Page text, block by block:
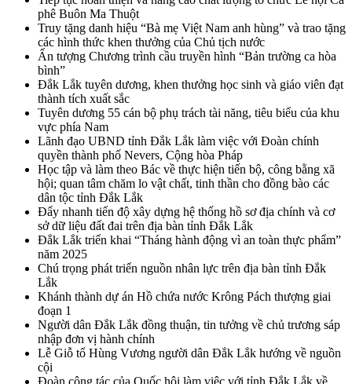
phê Buôn Ma Thuột
Truy tặng danh hiệu “Bà mẹ Việt Nam anh hùng” và trao tặng
các hình thức khen thưởng của Chủ tịch nước
Ấn tượng Chương trình cầu truyền hình “Bản trường ca hòa
bình”
Đắk Lắk tuyên dương, khen thưởng học sinh và giáo viên đạt
thành tích xuất sắc
Tuyên dương 55 cán bộ phụ trách tài năng, tiêu biểu của khu
vực phía Nam
Lãnh đạo UBND tỉnh Đắk Lắk làm việc với Đoàn chính
quyền thành phố Nevers, Cộng hòa Pháp
Học tập và làm theo Bác về thực hiện tiến bộ, công bằng xã
hội; quan tâm chăm lo vật chất, tinh thần cho đồng bào các
dân tộc tỉnh Đắk Lắk
Đẩy nhanh tiến độ xây dựng hệ thống hồ sơ địa chính và cơ
sở dữ liệu đất đai trên địa bàn tỉnh Đắk Lắk
Đắk Lắk triển khai “Tháng hành động vì an toàn thực phẩm”
năm 2025
Chú trọng phát triển nguồn nhân lực trên địa bàn tỉnh Đắk
Lắk
Khánh thành dự án Hồ chứa nước Krông Pách thượng giai
đoạn 1
Người dân Đắk Lắk đồng thuận, tin tưởng về chủ trương sáp
nhập đơn vị hành chính
Lễ Giỗ tổ Hùng Vương người dân Đắk Lắk hướng về nguồn
cội